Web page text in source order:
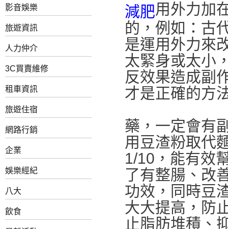
影音娛樂
旅遊資訊
人力仲介
3C買賣維修
租車資訊
旅遊住宿
網路行銷
企業
娛樂經紀
八大
飲食
減肥用外力加
的，例如：古
是運用外力來
太緊身或太小
反效果造成副
才是正確的方
藥，一定會有
用豆渣粉取代
1/10，能有效
了有整腸、改
功效，同時豆
大大提高，防
止脂肪堆積、